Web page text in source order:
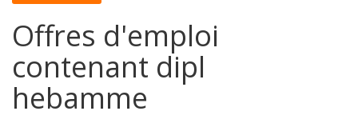
Offres d'emploi
contenant dipl
hebamme